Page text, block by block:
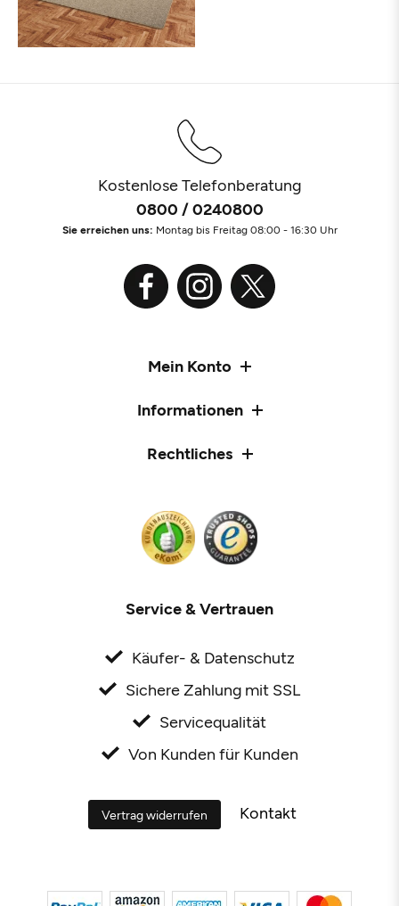
Kostenlose Telefonberatung
0800 / 0240800
Sie erreichen uns: Montag bis Freitag 08:00 - 16:30 Uhr
Mein Konto
Informationen
Rechtliches
Service & Vertrauen
Käufer- & Datenschutz
Sichere Zahlung mit SSL
Servicequalität
Von Kunden für Kunden
Vertrag widerrufen Kontakt